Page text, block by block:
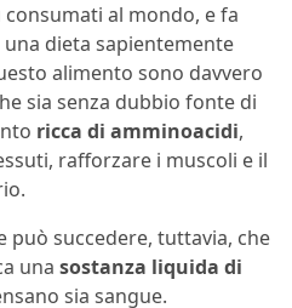
al mondo, e fa
dieta sapientemente
alimento sono davvero
sia senza dubbio fonte di
ricca di amminoacidi,
rafforzare i muscoli e il
può succedere, tuttavia, che
una sostanza liquida di
sia sangue.